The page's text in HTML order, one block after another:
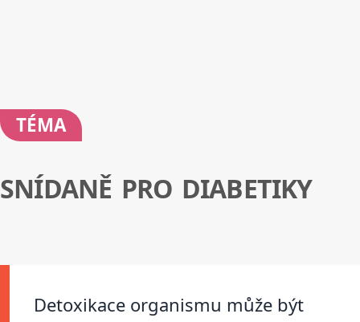
TÉMA
SNÍDANĚ PRO DIABETIKY
Detoxikace organismu může být